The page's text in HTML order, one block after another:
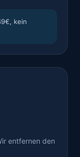
kein
entfernen den